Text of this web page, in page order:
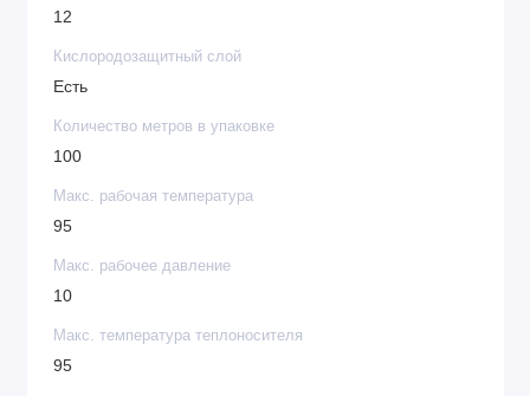
12
Кислородозащитный слой
Есть
Количество метров в упаковке
100
Макс. рабочая температура
95
Макс. рабочее давление
10
Макс. температура теплоносителя
95